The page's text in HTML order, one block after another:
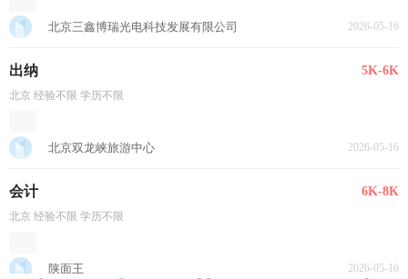
北京三鑫博瑞光电科技发展有限公司 2026-05-16
出纳 5K-6K
北京 经验不限 学历不限
北京双龙峡旅游中心 2026-05-16
会计 6K-8K
北京 经验不限 学历不限
陕面王 2026-05-16